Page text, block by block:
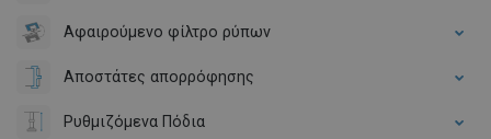
Αφαιρούμενο φίλτρο ρύπων
Αποστάτες απορρόφησης
Ρυθμιζόμενα Πόδια